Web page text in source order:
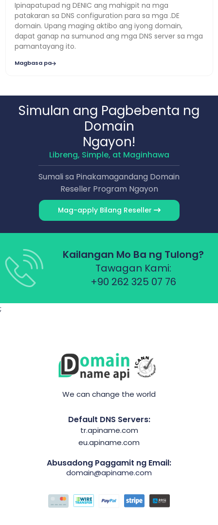
Ipinapatupad ng DENIC ang mahigpit na mga
patakaran sa DNS configuration para sa mga .DE
domain. Upang maging aktibo ang iyong domain,
dapat ganap na sumunod ang mga DNS server sa mga
pamantayang ito.
Magbasa pa
Simulan ang Pagbebenta ng
Domain
Ngayon!
Libreng, Simple, at Maginhawa
Sumali sa Pinakamagandang Domain
Reseller Program Ngayon
Mag-apply Bilang Reseller
Kailangan Mo Ba ng Tulong?
Tawagan Kami:
+90 262 325 07 76
;
We can change the world
Default DNS Servers:
tr.apiname.com
eu.apiname.com
Abusadong Paggamit ng Email:
domain@apiname.com